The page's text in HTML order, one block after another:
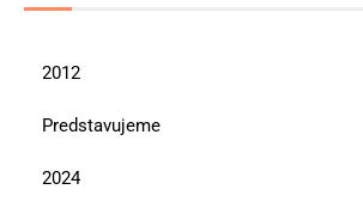
2012
Predstavujeme
2024